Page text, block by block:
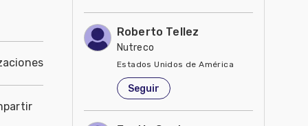
Roberto Tellez
Nutreco
Estados Unidos de América
Seguir